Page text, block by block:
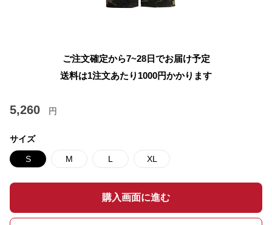
ご注文確定から7~28日でお届け予定
送料は1注文あたり 1000円かかります
5,260 円
サイズ
S M L XL
購入画面に進む